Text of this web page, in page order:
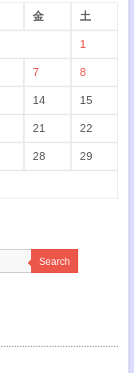
金 土
1
7 8
14 15
21 22
28 29
Search